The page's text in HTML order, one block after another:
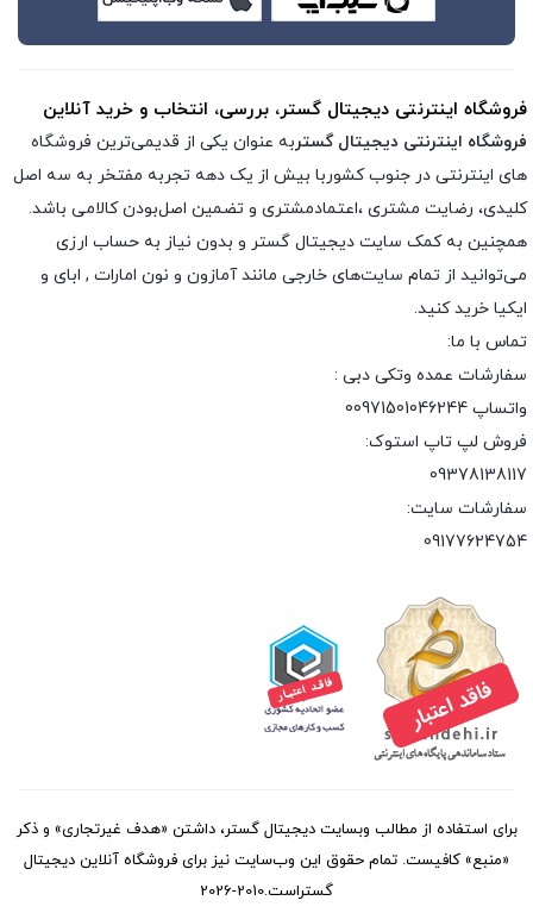
فروشگاه اینترنتی دیجیتال گستر، بررسی، انتخاب و خرید آنلاین
فروشگاه اینترنتی دیجیتال گستربه عنوان یکی از قدیمی‌ترین فروشگاه
های اینترنتی در جنوب کشوربا بیش از یک دهه تجربه مفتخر به سه اصل
کلیدی، رضایت مشتری ،اعتمادمشتری و تضمین اصل‌بودن کالامی باشد.
همچنین به کمک سایت دیجیتال گستر و بدون نیاز به حساب ارزی
می‌توانید از تمام سایت‌های خارجی مانند آمازون و نون امارات , ابای و
ایکیا خرید کنید.
تماس با ما:
سفارشات عمده وتکی دبی :
واتساپ 00971501046244
فروش لپ تاپ استوک:
09378138117
سفارشات سایت:
09177624754
برای استفاده از مطالب وبسایت دیجیتال گستر، داشتن «هدف غیرتجاری» و ذکر
«منبع» کافیست. تمام حقوق اين وب‌سايت نیز برای فروشگاه آنلاین دیجیتال
گستراست.2010-2026